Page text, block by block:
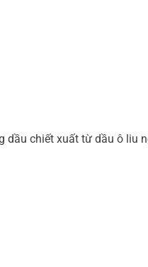
dầu chiết xuất từ dầu ô